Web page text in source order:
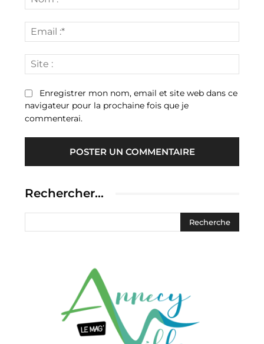
:*
:*
:
Enregistrer mon nom, email et site web dans ce
navigateur pour la prochaine fois que je
commenterai.
Rechercher…